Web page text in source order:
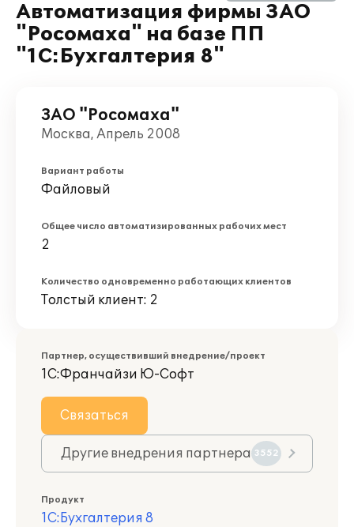
Автоматизация фирмы ЗАО
"Росомаха" на базе ПП
"1С:Бухгалтерия 8"
ЗАО "Росомаха"
Москва, Апрель 2008
Вариант работы
Файловый
Общее число автоматизированных рабочих мест
2
Количество одновременно работающих клиентов
Толстый клиент: 2
Партнер, осуществивший внедрение/проект
1С:Франчайзи Ю-Софт
Связаться
Другие внедрения партнера 3552
Продукт
1С:Бухгалтерия 8